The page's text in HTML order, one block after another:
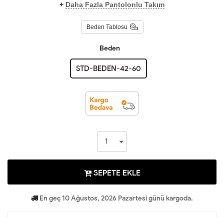
+ Daha Fazla Pantolonlu Takım
Beden Tablosu
Beden
STD-BEDEN-42-60
SEPETE EKLE
En geç 10 Ağustos, 2026 Pazartesi günü kargoda.